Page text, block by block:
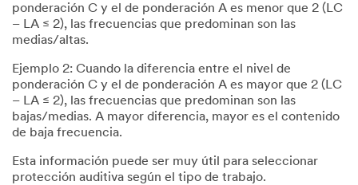
ponderación C y el de ponderación A es menor que 2 (LC
– LA ≤ 2), las frecuencias que predominan son las
medias/altas.
Ejemplo 2: Cuando la diferencia entre el nivel de
ponderación C y el de ponderación A es mayor que 2 (LC
– LA ≤ 2), las frecuencias que predominan son las
bajas/medias. A mayor diferencia, mayor es el contenido
de baja frecuencia.
Esta información puede ser muy útil para seleccionar
protección auditiva según el tipo de trabajo.